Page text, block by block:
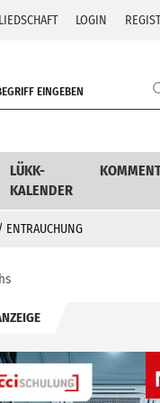
LOGIN
LÜKK-
KALENDER
ENTRAUCHUNG